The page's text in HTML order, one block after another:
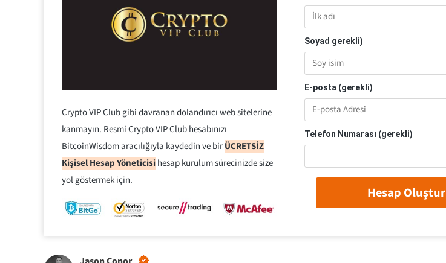
Crypto VIP Club gibi davranan dolandırıcı web sitelerine
kanmayın. Resmi Crypto VIP Club hesabınızı
BitcoinWisdom aracılığıyla kaydedin ve birÜCRETSİZ
Kişisel Hesap Yöneticisihesap kurulum sürecinizde size
yol göstermek için.
Soyad gerekli)
E-posta (gerekli)
Telefon Numarası (gerekli)
Hesap Oluştur